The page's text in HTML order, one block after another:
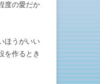
度の愛だか
ほうがいい
を作るとき